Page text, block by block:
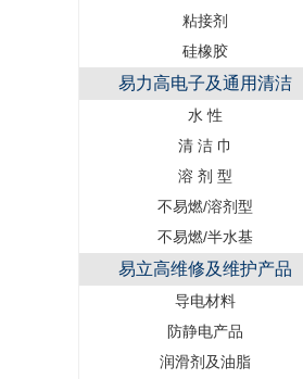
粘接剂
硅橡胶
易力高电子及通用清洁
水 性
清 洁 巾
溶 剂 型
不易燃/溶剂型
不易燃/半水基
易立高维修及维护产品
导电材料
防静电产品
润滑剂及油脂